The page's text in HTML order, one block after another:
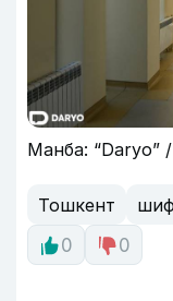
Манба: “Daryo”
Тошкент
0
0